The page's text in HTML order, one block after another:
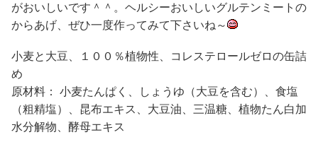
がおいしいです＾＾。ヘルシーおいしいグルテンミートの
からあげ、ぜひ一度作ってみて下さいね～
小麦と大豆、１００％植物性、コレステロールゼロの缶詰
め
原材料： 小麦たんぱく、しょうゆ（大豆を含む）、食塩
（粗精塩）、昆布エキス、大豆油、三温糖、植物たん白加
水分解物、酵母エキス